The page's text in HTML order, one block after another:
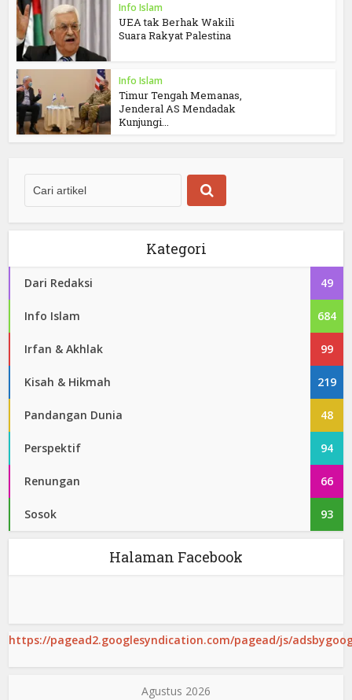
Info Islam
UEA tak Berhak Wakili
Suara Rakyat Palestina
Info Islam
Timur Tengah Memanas,
Jenderal AS Mendadak
Kunjungi...
Kategori
Dari Redaksi 49
Info Islam 684
Irfan & Akhlak 99
Kisah & Hikmah 219
Pandangan Dunia 48
Perspektif 94
Renungan 66
Sosok 93
Halaman Facebook
https://pagead2.googlesyndication.com/pagead/js/
Agustus 2026